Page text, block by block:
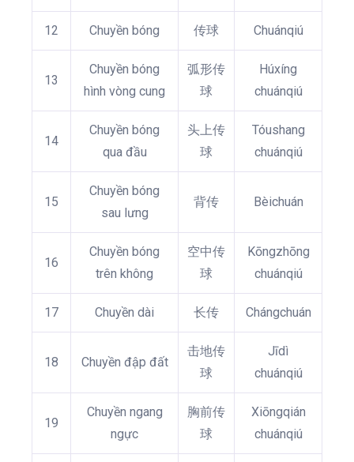
12 Chuyền bóng 传球 Chuánqiú
13
Chuyền bóng
hình vòng cung
弧形传
球
Húxíng
chuánqiú
14
Chuyền bóng
qua đầu
头上传
球
Tóushang
chuánqiú
15
Chuyền bóng
sau lưng
背传 Bèichuán
16
Chuyền bóng
trên không
空中传
球
Kōngzhōng
chuánqiú
17 Chuyền dài 长传 Chángchuán
18 Chuyền đập đất
击地传
球
Jīdì
chuánqiú
19
Chuyền ngang
ngực
胸前传
球
Xiōngqián
chuánqiú